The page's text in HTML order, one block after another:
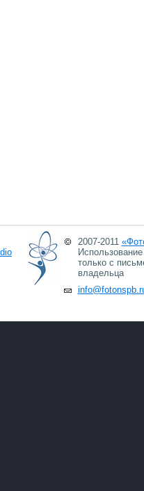
2007-2011
только с
владельца